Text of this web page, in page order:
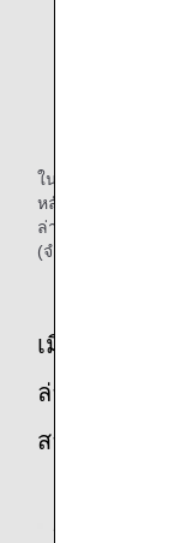
ในกรณีที่ท่านไม่สา
หลังจากเดินทางม
ล่าช้า การยกเลิกเ
(จำนวนเงินสูงสุด:
เมื่อท่านเดิน
ล่าช้าและต้อ
สาธารณะตา